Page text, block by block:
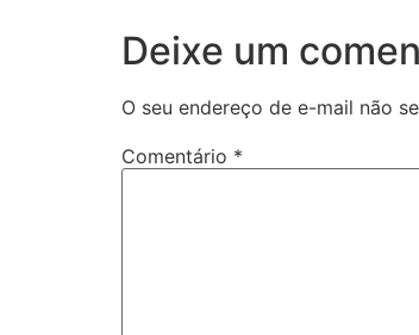
Deixe um
O seu endereço de e-mail não
Comentário *